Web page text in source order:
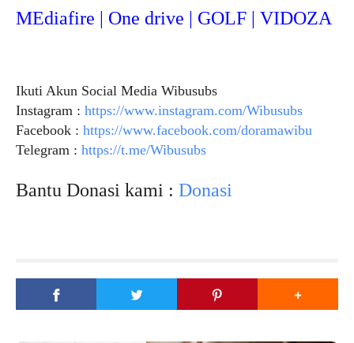
MEdiafire | One drive | GOLF | VIDOZA
Ikuti Akun Social Media Wibusubs
Instagram : https://www.instagram.com/Wibusubs
Facebook : https://www.facebook.com/doramawibu
Telegram : https://t.me/Wibusubs
Bantu Donasi kami : Donasi